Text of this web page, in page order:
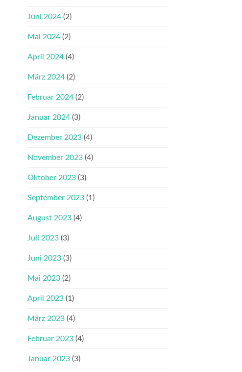
Juni 2024 (2)
Mai 2024 (2)
April 2024 (4)
März 2024 (2)
Februar 2024 (2)
Januar 2024 (3)
Dezember 2023 (4)
November 2023 (4)
Oktober 2023 (3)
September 2023 (1)
August 2023 (4)
Juli 2023 (3)
Juni 2023 (3)
Mai 2023 (2)
April 2023 (1)
März 2023 (4)
Februar 2023 (4)
Januar 2023 (3)